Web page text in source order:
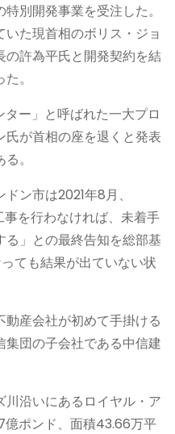
別開発事業を受注した。
た現首相のボリス・ジョ
の許為平氏と開発契約を結
。
ー」と呼ばれた一大プロ
氏が首相の座を退くと発表
。
ン市は2021年8月、
事を行わなければ、未着手
」との最終告知を総部基
ても結果が出ていない状
産会社が初めて手掛ける
団の子会社である中信建
沿いにあるロイヤル・ア
億ポンド、面積43.66万平